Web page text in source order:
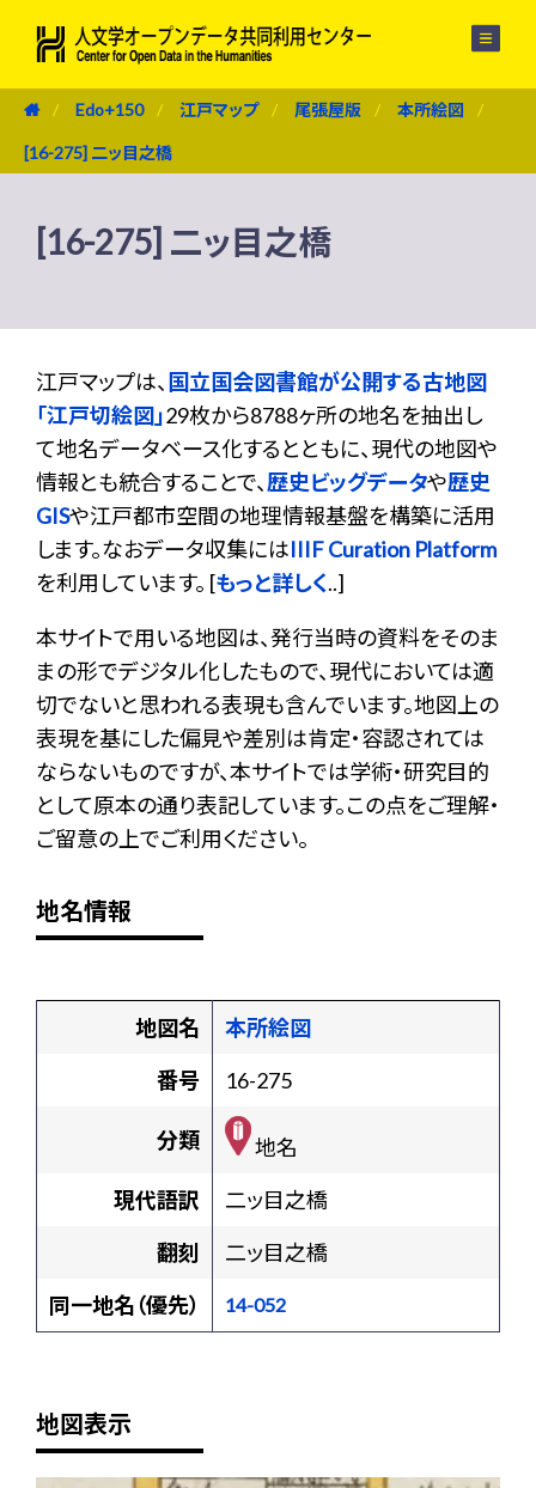
Edo+150 江戸マップ 尾張屋版 本所絵図
[16-275] 二ッ目之橋
[16-275] 二ッ目之橋
江戸マップは、 国立国会図書館が公開する古地図
「江戸切絵図」29枚から8788ヶ所の地名を抽出し
て地名データベース化するとともに、現代の地図や
情報とも統合することで、歴史ビッグデータや歴史
GISや江戸都市空間の地理情報基盤を構築に活用
します。なおデータ収集にはIIIF Curation Platform
を利用しています。 [もっと詳しく..]
本サイトで用いる地図は、発行当時の資料をそのま
まの形でデジタル化したもので、現代においては適
切でないと思われる表現も含んでいます。地図上の
表現を基にした偏見や差別は肯定・容認されては
ならないものですが、本サイトでは学術・研究目的
として原本の通り表記しています。この点をご理解・
ご留意の上でご利用ください。
地名情報
地図名
本所絵図
番号
16-275
分類
地名
現代語訳
二ッ目之橋
翻刻
二ッ目之橋
同一地名（優先）
14-052
地図表示